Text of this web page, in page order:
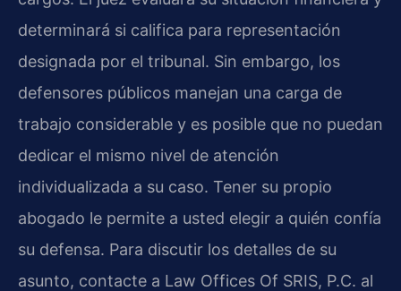
determinará si califica para representación
designada por el tribunal. Sin embargo, los
defensores públicos manejan una carga de
trabajo considerable y es posible que no puedan
dedicar el mismo nivel de atención
individualizada a su caso. Tener su propio
abogado le permite a usted elegir a quién confía
su defensa. Para discutir los detalles de su
asunto, contacte a Law Offices Of SRIS, P.C. al